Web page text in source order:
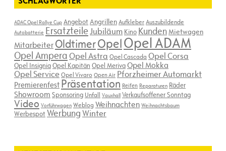
ADAC Opel Rallye Cup AngebotAngrillenAufkleberAuszubildende
Autobatterie ErsatzteileJubiläum Kino KundenMietwagen
Mitarbeiter OldtimerOpelOpel ADAM
Opel AmperaOpel Astra Opel Cascada Opel Corsa
Opel InsigniaOpel Kapitän Opel MerivaOpel Mokka
Opel ServiceOpel Vivaro Open Air Pforzheimer Automarkt
Premierenfest Präsentation Reifen Reparaturen Räder
Showroom Sponsoring Unfall Vauxhall Verkaufsoffener Sonntag
Video Vorführwagen Weblog Weihnachten Weihnachtsbaum
WerbespotWerbungWinter